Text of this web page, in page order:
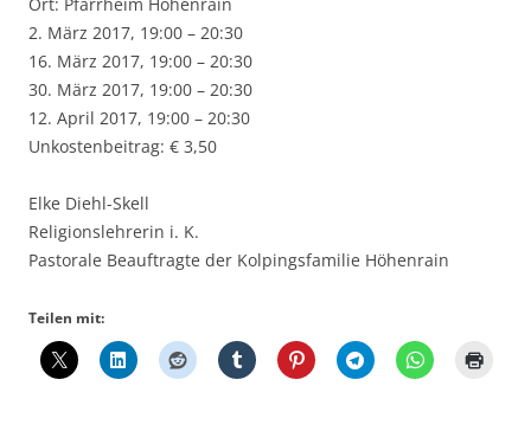
Ort: Pfarrheim Höhenrain
2. März 2017, 19:00 – 20:30
16. März 2017, 19:00 – 20:30
30. März 2017, 19:00 – 20:30
12. April 2017, 19:00 – 20:30
Unkostenbeitrag: € 3,50
Elke Diehl-Skell
Religionslehrerin i. K.
Pastorale Beauftragte der Kolpingsfamilie Höhenrain
Teilen mit: